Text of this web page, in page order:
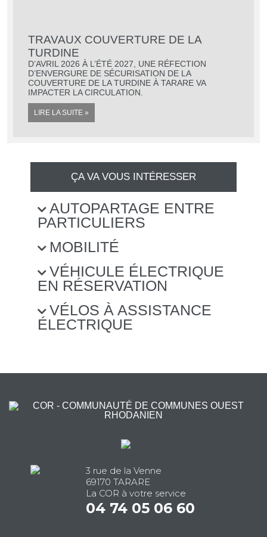
Recevoir la newsletter de
COR
TRAVAUX COUVERTURE DE LA
TURDINE
D’AVRIL 2026 À L’ÉTÉ 2027, UNE RÉFECTION
D’ENVERGURE DE SÉCURISATION DE LA
COUVERTURE DE LA TURDINE À TARARE VA
IMPACTER LA CIRCULATION.
LIRE LA SUITE »
ÇA VA VOUS INTÉRESSER
AUTOPARTAGE ENTRE
PARTICULIERS
MOBILITÉ
VÉHICULE ÉLECTRIQUE
EN RÉSERVATION
VÉLOS À ASSISTANCE
ÉLECTRIQUE
3 rue de la Venne
69170 TARARE
La COR à votre service
04 74 05 06 60